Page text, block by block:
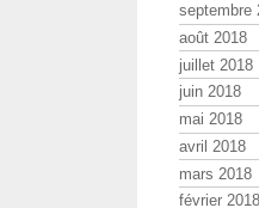
septembre
août 2018
juillet 2018
juin 2018
mai 2018
avril 2018
mars 2018
février 2018